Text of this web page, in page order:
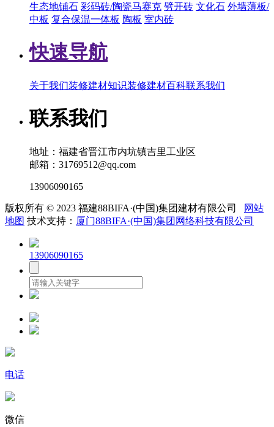
生态地铺石 彩码砖/陶瓷马赛克 劈开砖 文化石 外墙薄板/
中板 复合保温一体板 陶板 室内砖
快速导航
关于我们装修建材知识装修建材百科联系我们
联系我们
地址：福建省晋江市内坑镇吉里工业区
邮箱：31769512@qq.com
13906090165
版权所有 © 2023 福建88BIFA·(中国)集团建材有限公司
网站
地图 技术支持： 厦门88BIFA·(中国)集团网络科技有限公司
13906090165
电话
微信